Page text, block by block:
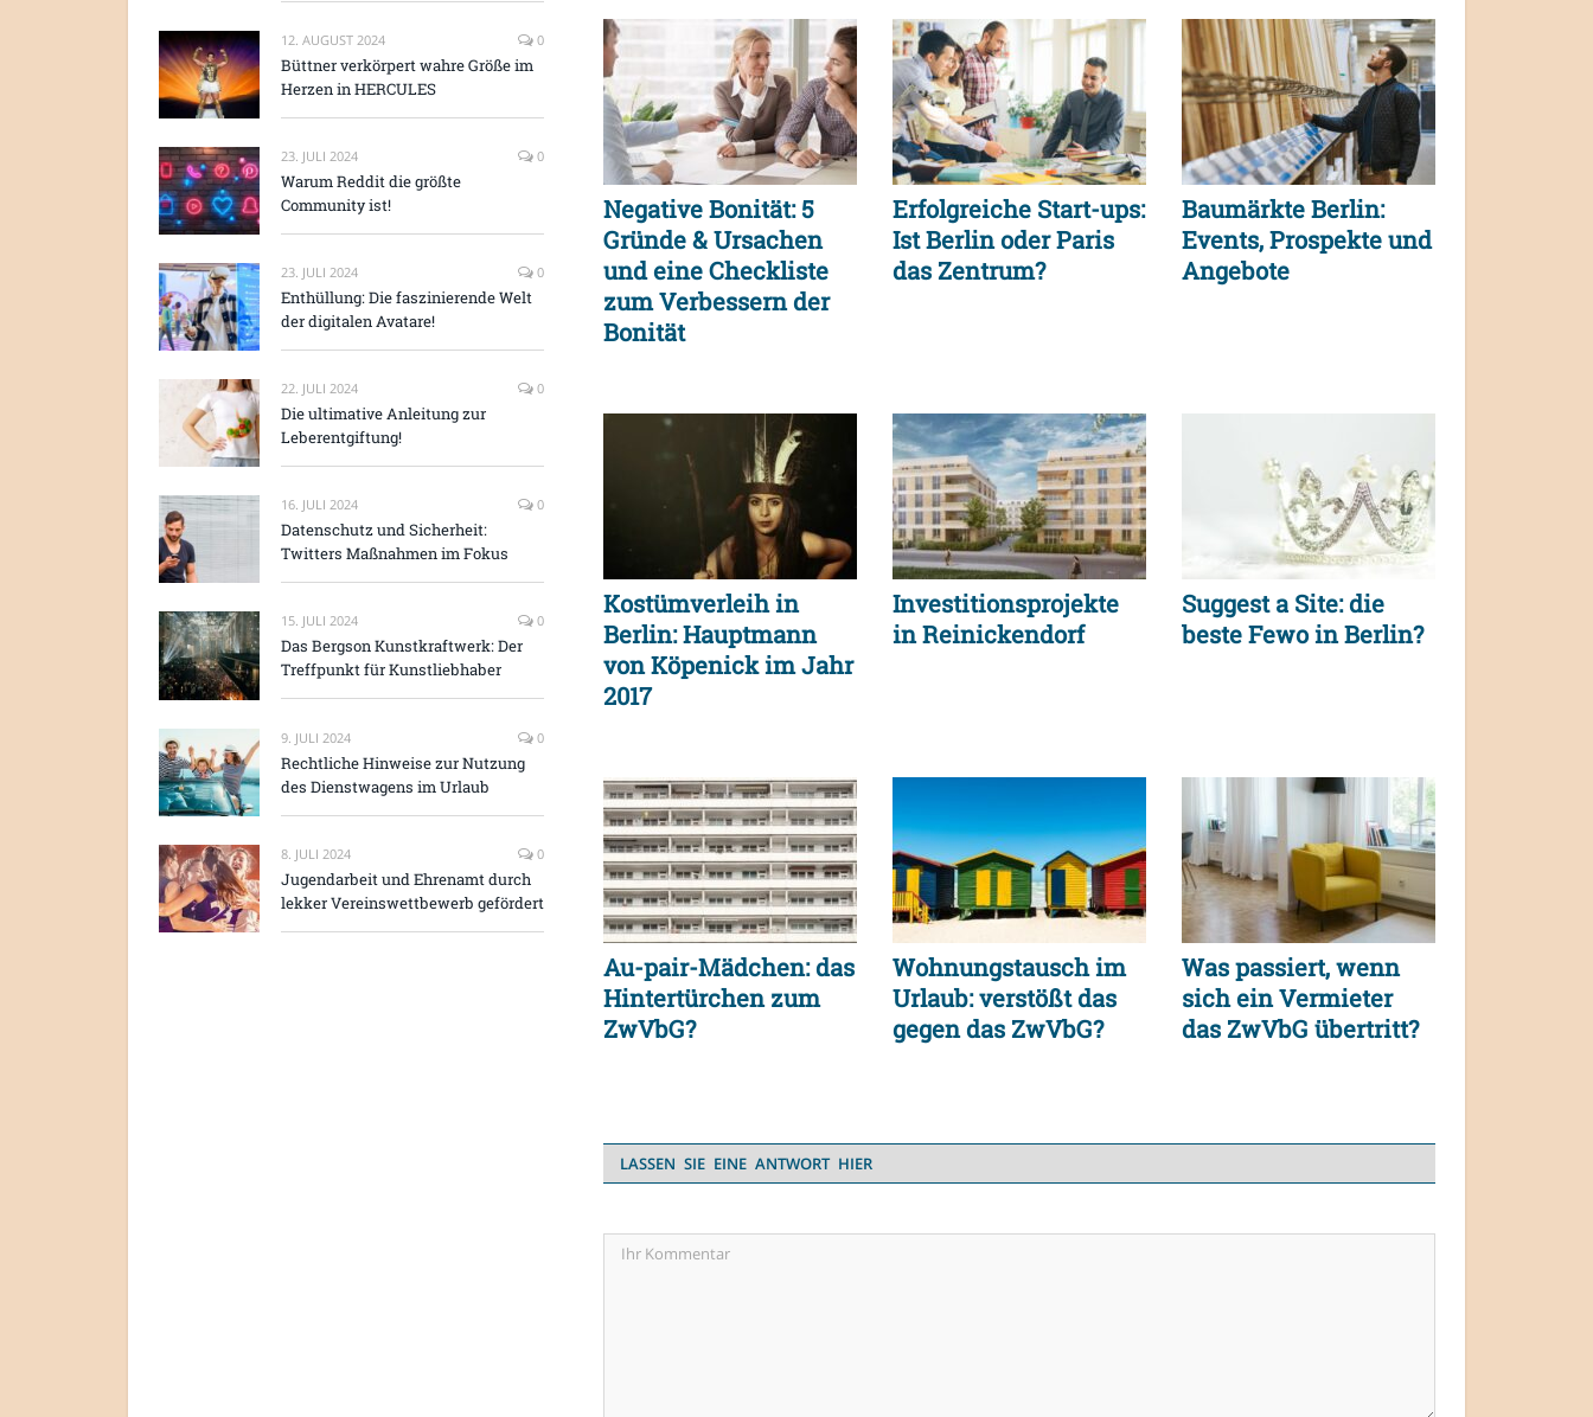
Negative Bonität: 5
Gründe & Ursachen
und eine Checkliste
zum Verbessern der
Bonität
Erfolgreiche Start-ups:
Ist Berlin oder Paris
das Zentrum?
Baumärkte Berlin:
Events, Prospekte und
Angebote
Kostümverleih in
Berlin: Hauptmann
von Köpenick im Jahr
2017
Investitionsprojekte
in Reinickendorf
Suggest a Site: die
beste Fewo in Berlin?
Au-pair-Mädchen: das
Hintertürchen zum
ZwVbG?
Wohnungstausch im
Urlaub: verstößt das
gegen das ZwVbG?
Was passiert, wenn
sich ein Vermieter
das ZwVbG übertritt?
LASSEN SIE EINE ANTWORT HIER
12. AUGUST 2024 0
Büttner verkörpert wahre Größe im
Herzen in HERCULES
23. JULI 2024 0
Warum Reddit die größte
Community ist!
23. JULI 2024 0
Enthüllung: Die faszinierende Welt
der digitalen Avatare!
22. JULI 2024 0
Die ultimative Anleitung zur
Leberentgiftung!
16. JULI 2024 0
Datenschutz und Sicherheit:
Twitters Maßnahmen im Fokus
15. JULI 2024 0
Das Bergson Kunstkraftwerk: Der
Treffpunkt für Kunstliebhaber
9. JULI 2024 0
Rechtliche Hinweise zur Nutzung
des Dienstwagens im Urlaub
8. JULI 2024 0
Jugendarbeit und Ehrenamt durch
lekker Vereinswettbewerb gefördert